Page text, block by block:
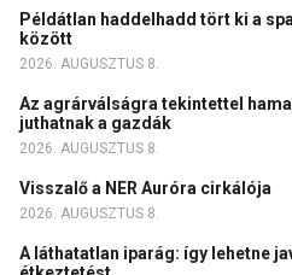
Példátlan haddelhadd tört ki a
között
2026. AUGUSZTUS 8.
Az agrárválságra tekintettel
juthatnak a gazdák
2026. AUGUSZTUS 8.
Visszalő a NER Auróra cirkálója
2026. AUGUSZTUS 8.
A láthatatlan iparág: így lehetne